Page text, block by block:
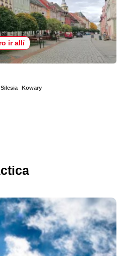
ir allí
Kowary